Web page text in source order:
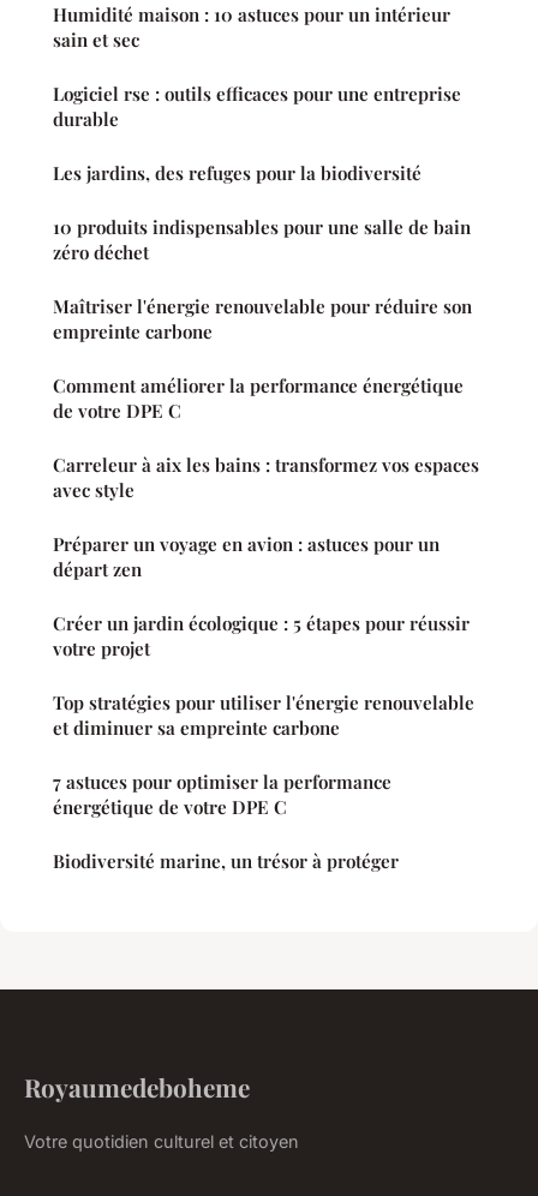
Humidité maison : 10 astuces pour un intérieur
sain et sec
Logiciel rse : outils efficaces pour une entreprise
durable
Les jardins, des refuges pour la biodiversité
10 produits indispensables pour une salle de bain
zéro déchet
Maîtriser l'énergie renouvelable pour réduire son
empreinte carbone
Comment améliorer la performance énergétique
de votre DPE C
Carreleur à aix les bains : transformez vos espaces
avec style
Préparer un voyage en avion : astuces pour un
départ zen
Créer un jardin écologique : 5 étapes pour réussir
votre projet
Top stratégies pour utiliser l'énergie renouvelable
et diminuer sa empreinte carbone
7 astuces pour optimiser la performance
énergétique de votre DPE C
Biodiversité marine, un trésor à protéger
Royaumedeboheme
Votre quotidien culturel et citoyen